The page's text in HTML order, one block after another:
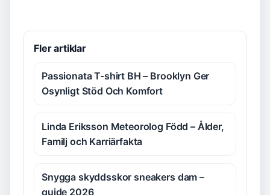
Fler artiklar
Passionata T-shirt BH – Brooklyn Ger
Osynligt Stöd Och Komfort
Linda Eriksson Meteorolog Född – Ålder,
Familj och Karriärfakta
Snygga skyddsskor sneakers dam –
guide 2026